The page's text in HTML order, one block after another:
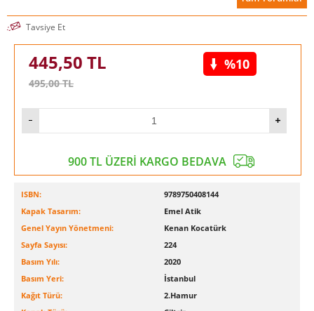
Tavsiye Et
445,50 TL
495,00TL
%10
900 TL ÜZERİ KARGO BEDAVA
ISBN:
9789750408144
Kapak Tasarım:
Emel Atik
Genel Yayın Yönetmeni:
Kenan Kocatürk
Sayfa Sayısı:
224
Basım Yılı:
2020
Basım Yeri:
İstanbul
Kağıt Türü:
2.Hamur